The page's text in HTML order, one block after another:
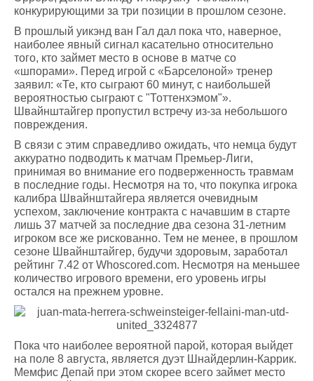
конкурирующими за три позиции в прошлом сезоне.
В прошлый уикэнд ван Гал дал пока что, наверное,
наиболее явный сигнал касательно относительно
того, кто займет место в основе в матче со
«шпорами». Перед игрой с «Барселоной» тренер
заявил: «Те, кто сыграют 60 минут, с наибольшей
вероятностью сыграют с "Тоттенхэмом"».
Швайнштайгер пропустил встречу из-за небольшого
повреждения.
В связи с этим справедливо ожидать, что немца будут
аккуратно подводить к матчам Премьер-Лиги,
принимая во внимание его подверженность травмам
в последние годы. Несмотря на то, что покупка игрока
калибра Швайнштайгера является очевидным
успехом, заключение контракта с начавшим в старте
лишь 37 матчей за последние два сезона 31-летним
игроком все же рискованно. Тем не менее, в прошлом
сезоне Швайнштайгер, будучи здоровым, заработал
рейтинг 7.42 от Whoscored.com. Несмотря на меньшее
количество игрового времени, его уровень игры
остался на прежнем уровне.
Пока что наиболее вероятной парой, которая выйдет
на поле 8 августа, является дуэт Шнайдерлин-Каррик.
Мемфис Депай при этом скорее всего займет место